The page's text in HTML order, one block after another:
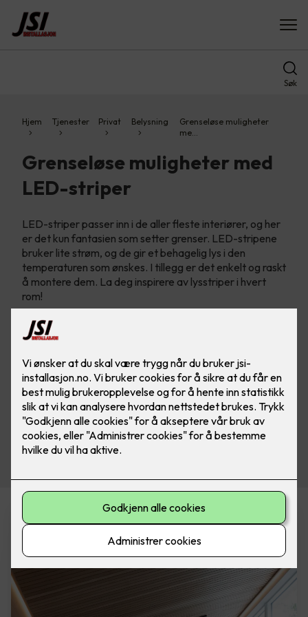
Søk
Hjem Tjenester Privat Belysning
Grenseløse muligheter
me…
Grenseløse muligheter med
LED-striper
LED-striper passer inn i de aller fleste interiører, og her
er det kun fantasien som setter grenser.​ LED-stripene
bruker lite strøm, og de gir et behagelig lys i den
temperaturen som ønskes. I tillegg er det enkelt og raskt
å montere dem.​ La deg inspirere av lysstriper i hvert
rom!